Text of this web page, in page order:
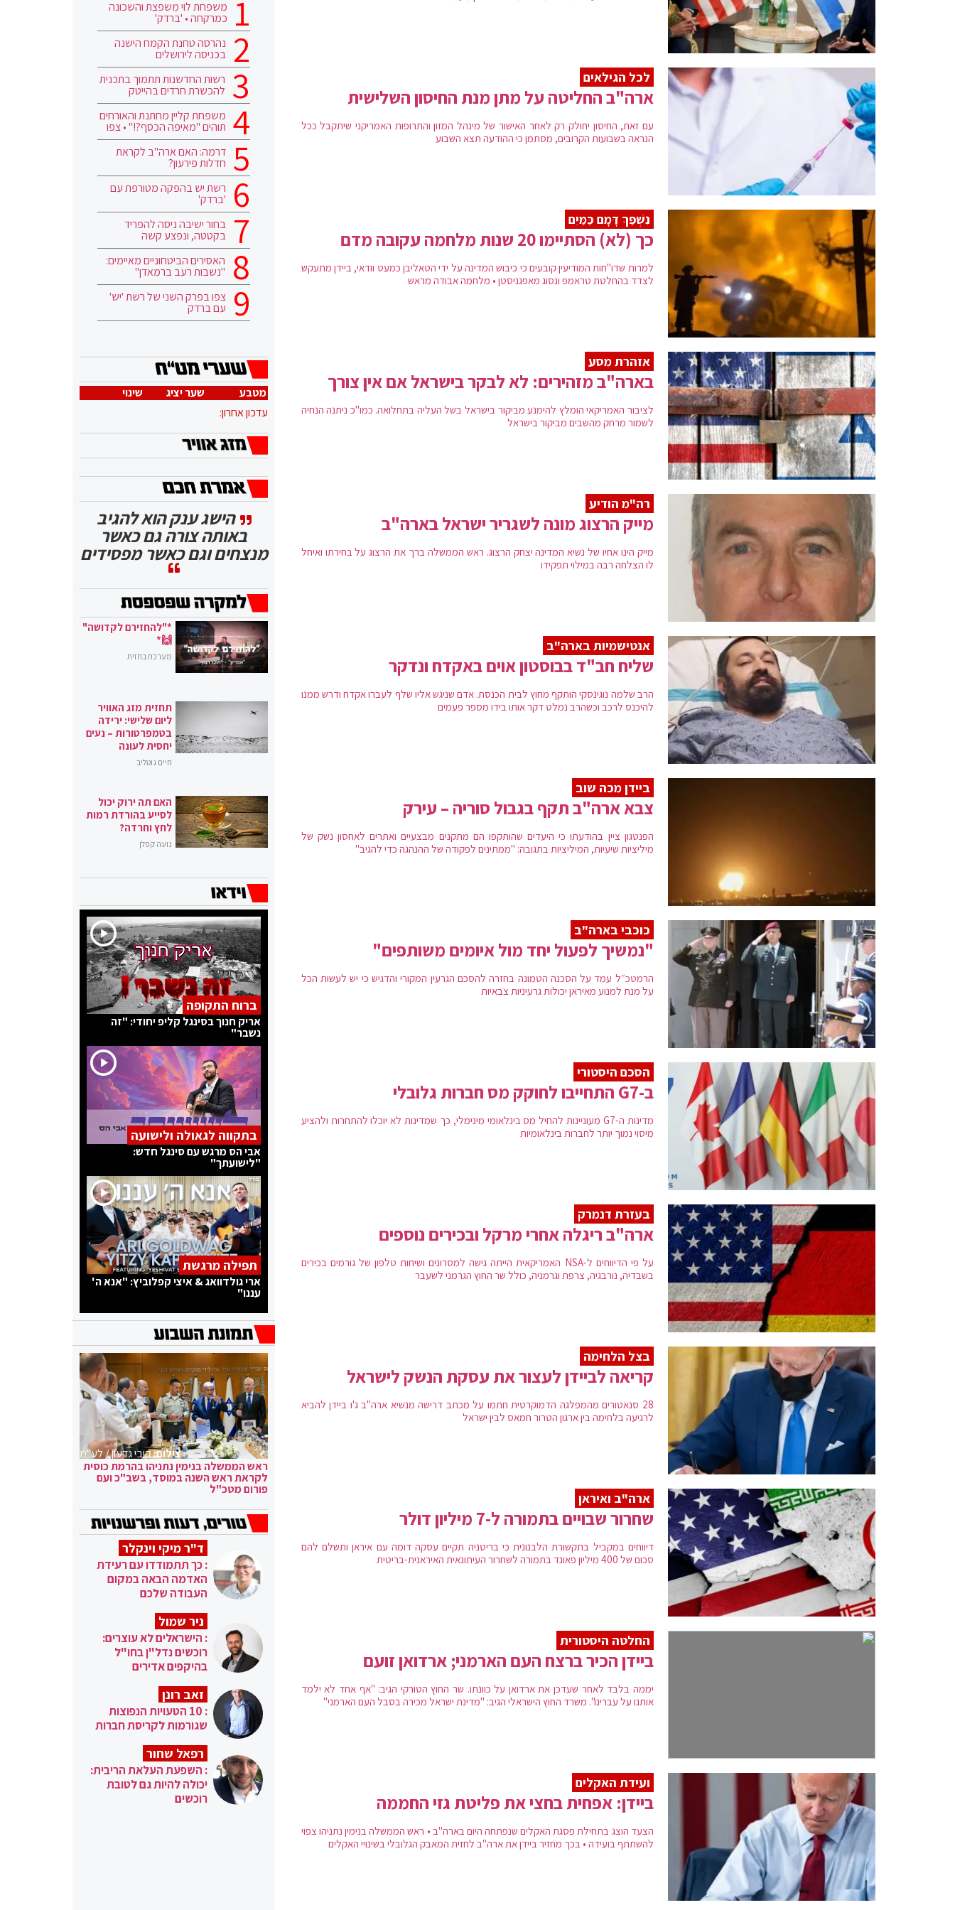
לכל הגילאים
ארה"ב החליטה על מתן מנת החיסון השלישית
עם זאת, החיסון יחולק רק לאחר האישור של מינהל המזון והתרופות האמריקני שיתקבל ככל
הנראה בשבועות הקרובים, מסתמן כי ההודעה תצא השבוע
נִשְׁפַּךְ דָּמָם כַּמַּיִם
כך (לא) הסתיימו 20 שנות מלחמה עקובה מדם
למרות שדו"חות המודיעין קובעים כי כיבוש המדינה על ידי הטאליבן כמעט וודאי, ביידן מתעקש
לצדד בהחלטת טראמפ ונסוג מאפגניסטן • מלחמה אבודה מראש
אזהרת מסע
בארה"ב מזהירים: לא לבקר בישראל אם אין צורך
לציבור האמריקאי הומלץ להימנע מביקור בישראל בשל העליה בתחלואה. כמו"כ ניתנה הנחיה
לשמור מרחק מהשבים מביקור בישראל
רה"מ הודיע
מייק הרצוג מונה לשגריר ישראל בארה"ב
מייק הינו אחיו של נשיא המדינה יצחק הרצוג. ראש הממשלה ברך את הרצוג על בחירתו ואיחל
לו הצלחה רבה במילוי תפקידו
אנטישמיות בארה"ב
שליח חב"ד בבוסטון אוים באקדח ונדקר
הרב שלמה נוגינסקי הותקף מחוץ לבית הכנסת. אדם שניגש אליו שלף לעברו אקדח ודרש ממנו
להיכנס לרכב וכשהרב נמלט דקר אותו בידו מספר פעמים
ביידן מכה שוב
צבא ארה"ב תקף בגבול סוריה – עירק
הפנטגון ציין בהודעתו כי היעדים שהותקפו הם מתקנים מבצעיים ואתרים לאחסון נשק של
מיליציות שיעיות, המיליציות בתגובה: "ממתינים לפקודה של ההנהגה כדי להגיב"
כוכבי בארה"ב
"נמשיך לפעול יחד מול איומים משותפים"
הרמטכ״ל עמד על הסכנה הטמונה בחזרה להסכם הגרעין המקורי והדגיש כי יש לעשות הכל
על מנת למנוע מאיראן יכולות גרעיניות צבאיות
הסכם היסטורי
ב-G7 התחייבו לחוקק מס חברות גלובלי
מדינות ה-G7 מעוניינות להחיל מס בינלאומי מינימלי, כך שמדינות לא יוכלו להתחרות ולהציע
מיסוי נמוך יותר לחברות בינלאומיות
בעזרת דנמרק
ארה"ב ריגלה אחרי מרקל ובכירים נוספים
על פי הדיווחים ל-NSA האמריקאית הייתה גישה למסרונים ושיחות טלפון של גורמים בכירים
בשבדיה, נורבגיה, צרפת וגרמניה, כולל שר החוץ הגרמני לשעבר
בצל הלחימה
קריאה לביידן לעצור את עסקת הנשק לישראל
28 סנאטורים מהמפלגה הדמוקרטית חתמו על מכתב דרישה מנשיא ארה"ב ג'ו ביידן להביא
לרגיעה בלחימה בין ארגון הטרור חמאס לבין ישראל
ארה"ב ואיראן
שחרור שבויים בתמורה ל-7 מיליון דולר
דיווחים במקביל בתקשורת הלבנונית כי בריטניה תקיים עסקה דומה עם איראן ותשלם להם
סכום של 400 מיליון פאונד בתמורה לשחרור העיתונאית האיראנית-בריטית
החלטה היסטורית
ביידן הכיר ברצח העם הארמני; ארדואן זועם
יממה בלבד לאחר שעדכן את ארדואן על כוונתו. שר החוץ הטורקי הגיב: "אף אחד לא ילמד
אותנו על עברינו". משרד החוץ הישראלי הגיב: "מדינת ישראל מכירה בסבל העם הארמני"
ועידת האקלים
ביידן: אפחית בחצי את פליטת גזי החממה
הצעד הוצג בתחילת פסגת האקלים שנפתחה היום בארה"ב • ראש הממשלה בנימין נתניהו צפוי
להשתתף בועידה • בכך מחזיר ביידן את ארה"ב לחזית המאבק הגלובלי בשינויי האקלים
משפחת לוי משפצת והשכונה
כמרקחה • 'ברדק'
נהרסה טחנת הקמח הישנה
בכניסה לירושלים
רשות החדשנות תתמוך בתכנית
להכשרת חרדים בהייטק
משפחת קליין מחתנת והאורחים
תוהים "מאיפה הכסף?!" • צפו
דרמה: האם ארה"ב לקראת
חדלות פירעון?
רשת יש בהפקה מטורפת עם
'ברדק'
בחור ישיבה ניסה להפריד
בקטטה, ונפצע קשה
האסירים הביטחוניים מאיימים:
"נשבות רעב ברמאדן"
צפו בפרק השני של רשת 'יש'
עם ברדק
מטבע שער יציג
שינוי
עדכון אחרון:
הישג ענק הוא להגיב
באותה צורה גם כאשר
מנצחים וגם כאשר מפסידים
*"להחזירם לקדושה"
🙌*
מערכת בחזית
תחזית מזג האוויר
ליום שלישי: ירידה
בטמפרטורות – נעים
יחסית לעונה
חיים גוטליב
האם תה ירוק יכול
לסייע בהורדת רמות
לחץ וחרדה?
נועה קפלן
ברוח התקופה
אריק חנוך בסינגל קליפ יחודי: "זה
נשבר"
בתקווה לגאולה ולישועה
אבי הס מרגש עם סינגל חדש:
"לישועתך"
תפילה מרגשת
ארי גולדוואג & איצי קפלוביץ: "אנא ה'
עננו"
צילום:קובי גדעון / לע"מ
ראש הממשלה בנימין נתניהו בהרמת כוסית
לקראת ראש השנה במוסד, בשב"כ ועם
פורום מטכ"ל
ד"ר מיקי וינקלר
: כך תתמודדו עם רעידת
האדמה הבאה במקום
העבודה שלכם
ניר שמול
: הישראלים לא עוצרים:
רוכשים נדל"ן בחו"ל
בהיקפים אדירים
זאב רונן
: 10 הטעויות הנפוצות
שגורמות לקריסת חברות
רפאל שחור
: השפעת העלאת הריבית:
יכולה להיות גם לטובת
רוכשים